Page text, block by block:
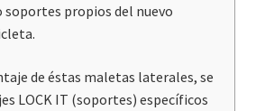
soportes propios del nuevo
de éstas maletas laterales, se
LOCK IT (soportes) específicos